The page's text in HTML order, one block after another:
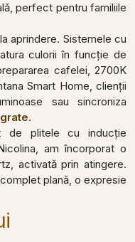
perfect pentru familiile
aprindere. Sistemele cu
culorii în funcție de
cafelei, 2700K
Smart Home, clienții
sau sincroniza
.
de plitele cu inducție
am încorporat o
activată prin atingere.
plană, o expresie